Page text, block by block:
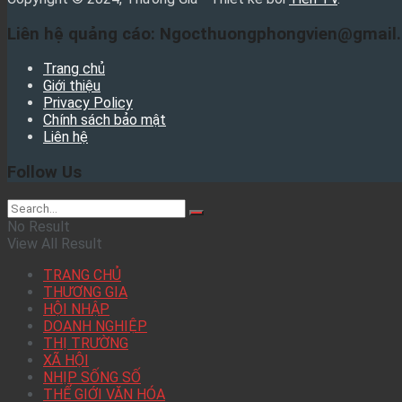
Liên hệ quảng cáo:
Trang chủ
Giới thiệu
Privacy Policy
Chính sách bảo mật
Liên hệ
Follow Us
No Result
View All Result
TRANG CHỦ
THƯƠNG GIA
HỘI NHẬP
DOANH NGHIỆP
THỊ TRƯỜNG
XÃ HỘI
NHỊP SỐNG SỐ
THẾ GIỚI VĂN HÓA